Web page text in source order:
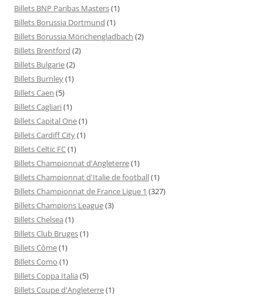
Billets BNP Paribas Masters(1)
Billets Borussia Dortmund (1)
Billets Borussia Mönchengladbach (2)
Billets Brentford (2)
Billets Bulgarie(2)
Billets Burnley(1)
Billets Caen (5)
Billets Cagliari(1)
Billets Capital One(1)
Billets Cardiff City(1)
Billets Celtic FC(1)
Billets Championnat d'Angleterre(1)
Billets Championnat d'Italie de football(1)
Billets Championnat de France Ligue 1 (327)
Billets Champions League(3)
Billets Chelsea (1)
Billets Club Bruges(1)
Billets Côme(1)
Billets Como (1)
Billets Coppa Italia (5)
Billets Coupe d'Angleterre(1)